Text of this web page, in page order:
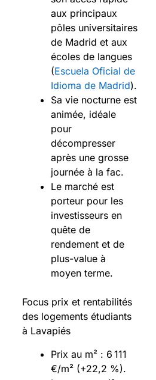
aux principaux
pôles universitaires
de Madrid et aux
écoles de langues
(Escuela Oficial de
Idioma de Madrid).
Sa vie nocturne est
animée, idéale
pour
décompresser
après une grosse
journée à la fac.
Le marché est
porteur pour les
investisseurs en
quête de
rendement et de
plus-value à
moyen terme.
Focus prix et rentabilités
des logements étudiants
à Lavapiés
Prix au m² : 6 111
€/m² (+22,2 %).